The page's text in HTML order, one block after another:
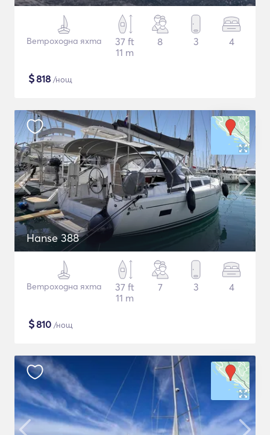
Ветроходна яхта
37 ft
11 m
8 3 4
$818 /нощ
Hanse 388
Ветроходна яхта
37 ft
11 m
7 3 4
$810 /нощ